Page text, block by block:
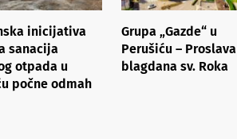
inicijativa
sanacija
otpada u
počne odmah
Grupa „Gazde“ u
Perušiću – Proslava
blagdana sv. Roka